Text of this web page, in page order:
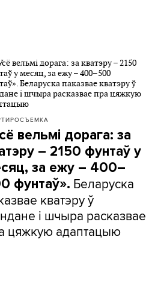
вельмі дорага: за
– 2150 фунтаў у
за ежу – 400–
фунтаў». Беларуска
кватэру ў
і шчыра расказвае
цяжкую адаптацыю